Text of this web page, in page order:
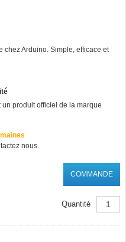
chez Arduino. Simple, efficace et
un produit officiel de la marque
nous.
COMMANDE
Quantité